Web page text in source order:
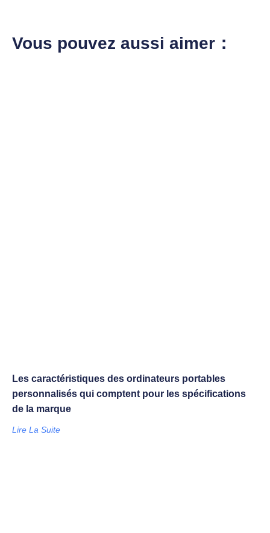
Vous pouvez aussi aimer：
Les caractéristiques des ordinateurs portables
personnalisés qui comptent pour les spécifications
de la marque
Lire La Suite